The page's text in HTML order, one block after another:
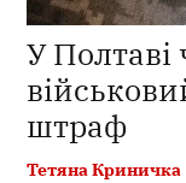
У Полтаві
штраф
Тетяна Криничка